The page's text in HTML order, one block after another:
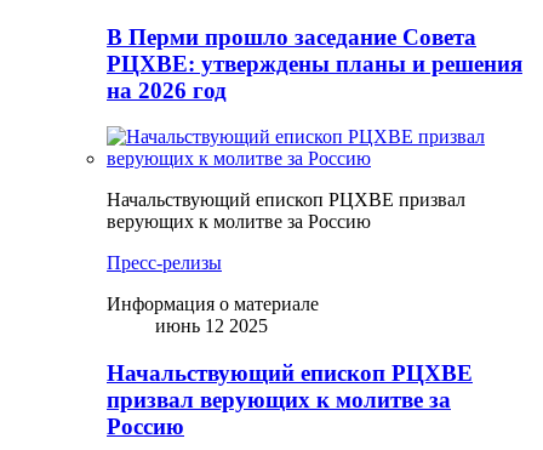
В Перми прошло заседание Совета
РЦХВЕ: утверждены планы и решения
на 2026 год
Начальствующий епископ РЦХВЕ призвал
верующих к молитве за Россию
Пресс-релизы
Информация о материале
июнь 12 2025
Начальствующий епископ РЦХВЕ
призвал верующих к молитве за
Россию